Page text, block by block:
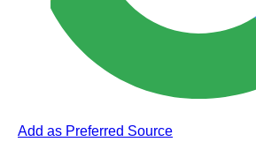
Add as Preferred Source